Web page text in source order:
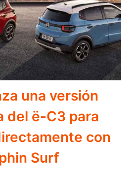
una versión
del ë-C3 para
con
Surf